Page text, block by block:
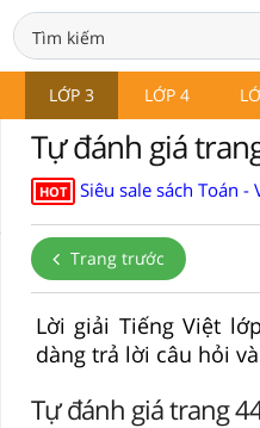
LỚP 3 LỚP 4
Tự đánh giá
HOT Siêu sale sách Toán
Trang trước
Lời giải Tiếng Việt
dàng trả lời câu hỏi
Tự đánh giá trang